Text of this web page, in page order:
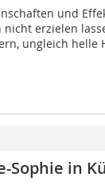
und
nicht erzielen
ungleich helle
Sophie in